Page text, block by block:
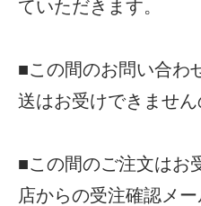
ていただきます。
■この間のお問い合わ
送はお受けできません
■この間のご注文はお
店からの受注確認メ